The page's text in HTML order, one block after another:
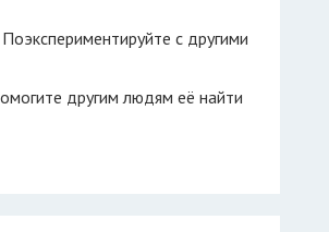
с другими
другим людям её найти